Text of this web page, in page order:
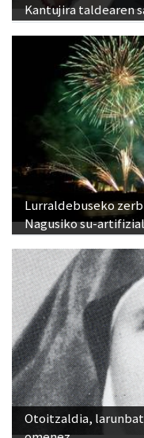
Kantujira taldearen
Lurraldebuseko
Nagusiko su-
Otoitzaldia,